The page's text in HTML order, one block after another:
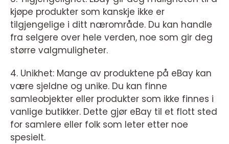
kjøpe produkter som kanskje ikke er
tilgjengelige i ditt nærområde. Du kan handle
fra selgere over hele verden, noe som gir deg
større valgmuligheter.
4. Unikhet: Mange av produktene på eBay kan
være sjeldne og unike. Du kan finne
samleobjekter eller produkter som ikke finnes i
vanlige butikker. Dette gjør eBay til et flott sted
for samlere eller folk som leter etter noe
spesielt.